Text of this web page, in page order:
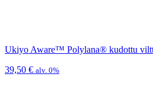
Ukiyo Aware™ Polylana® kudottu
39,50 € alv. 0%